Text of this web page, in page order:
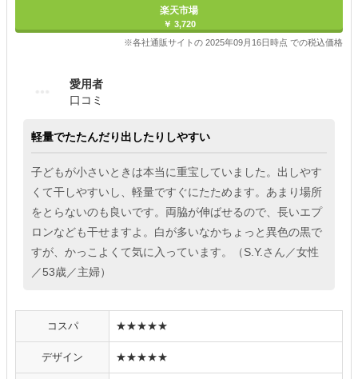
楽天市場
￥ 3,720
※各社通販サイトの 2025年09月16日時点 での税込価格
愛用者
口コミ
軽量でたたんだり出したりしやすい
子どもが小さいときは本当に重宝していました。出しやす
くて干しやすいし、軽量ですぐにたためます。あまり場所
をとらないのも良いです。両脇が伸ばせるので、長いエプ
ロンなども干せますよ。白が多いなかちょっと異色の黒で
すが、かっこよくて気に入っています。（S.Y.さん／女性
／53歳／主婦）
コスパ ★★★★★
デザイン ★★★★★